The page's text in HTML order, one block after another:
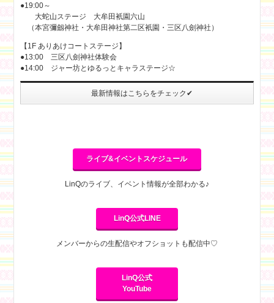
●19:00～
大蛇山ステージ 大牟田衹園六山
（本宮彌劔神社・大牟田神社第二区衹園・三区八劍神社）
【1F ありあけコートステージ】
●13:00 三区八劍神社体験会
●14:00 ジャー坊とゆるっとキャラステージ☆
最新情報はこちらをチェック✔
ライブ&イベントスケジュール
LinQのライブ、イベント情報が全部わかる♪
LinQ公式LINE
メンバーからの生配信やオフショットも配信中♡
LinQ公式
YouTube